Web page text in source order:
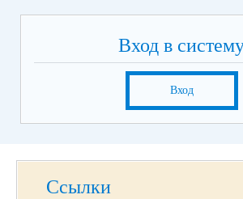
Вход в
Вход
Ссылки